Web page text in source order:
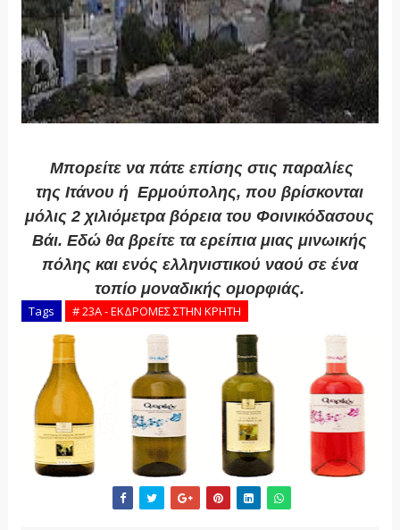
Μπορείτε να πάτε επίσης στις παραλίες
τηςΙτάνου ήΕρμούπολης, που βρίσκονται
μόλις 2 χιλιόμετρα βόρεια τουΦοινικόδασους
Βάι. Εδώ θα βρείτε τα ερείπια μιας μινωικής
πόλης και ενός ελληνιστικού ναού σε ένα
τοπίο μοναδικής ομορφιάς.
Tags # 23Α - ΕΚΔΡΟΜΕΣ ΣΤΗΝ ΚΡΗΤΗ